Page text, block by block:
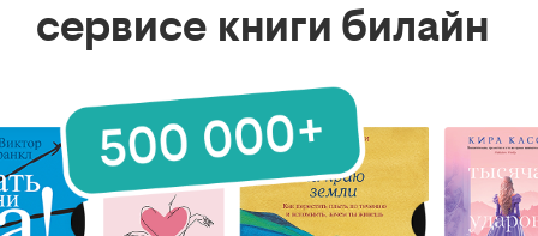
сервисе книги билайн